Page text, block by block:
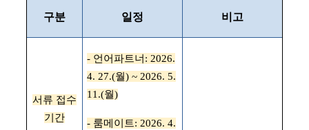
구분 일정 비고
서류 접수
기간
- 언어파트너 : 2026.
4. 27.(월) ~ 2026. 5.
11.(월)
- 룸메이트: 2026. 4.